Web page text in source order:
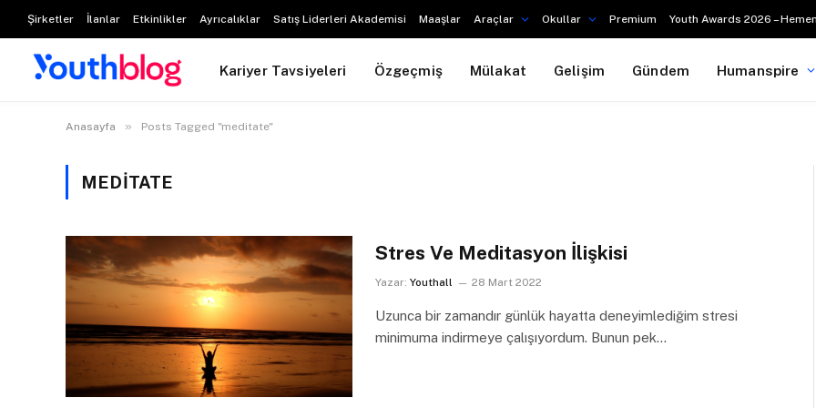
Şirketler İlanlar Etkinlikler Ayrıcalıklar Satış Liderleri Akademisi Maaşlar Araçlar Okullar Premium Youth Awards 2026 –
Kariyer Tavsiyeleri Özgeçmiş Mülakat Gelişim Gündem Humanspire
Anasayfa » Posts Tagged "meditate"
MEDITATE
Stres Ve Meditasyon İlişkisi
Yazar: Youthall 28 Mart 2022
Uzunca bir zamandır günlük hayatta deneyimlediğim stresi
minimuma indirmeye çalışıyordum. Bunun pek…